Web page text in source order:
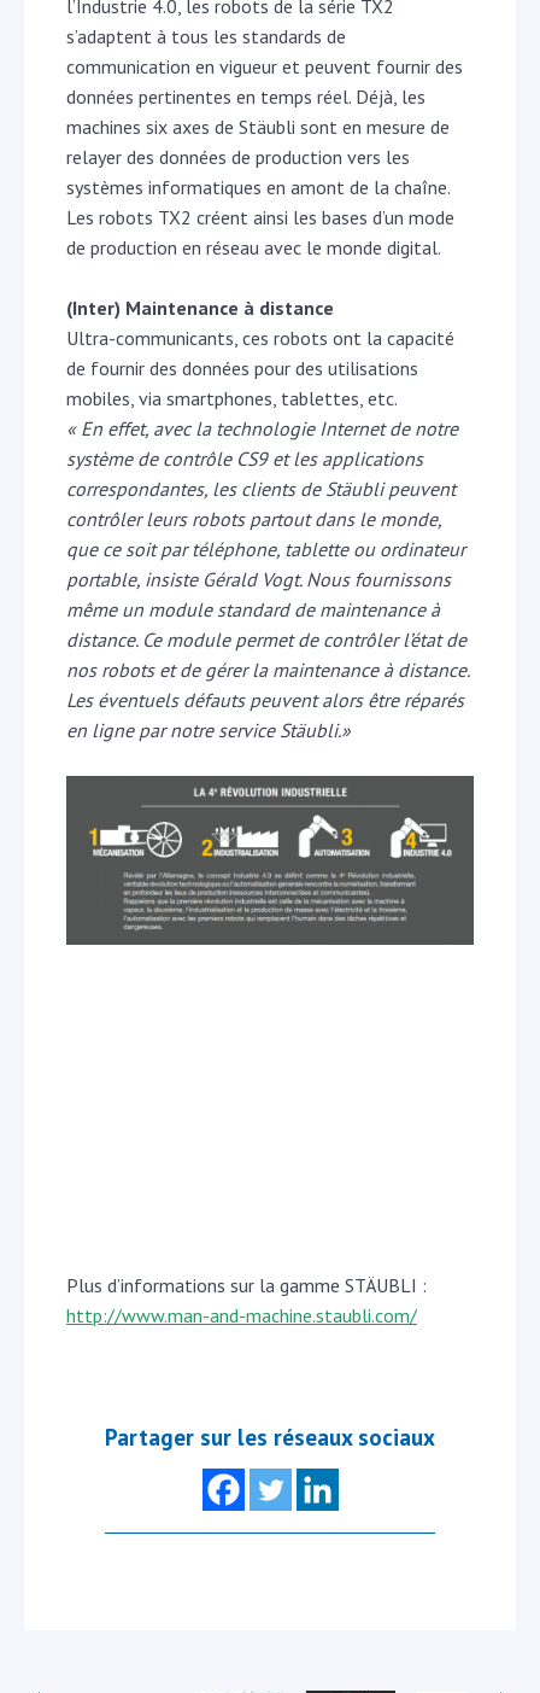
l’Industrie 4.0, les robots de la série TX2
s’adaptent à tous les standards de
communication en vigueur et peuvent fournir des
données pertinentes en temps réel. Déjà, les
machines six axes de Stäubli sont en mesure de
relayer des données de production vers les
systèmes informatiques en amont de la chaîne.
Les robots TX2 créent ainsi les bases d’un mode
de production en réseau avec le monde digital.
(Inter) Maintenance à distance
Ultra-communicants, ces robots ont la capacité
de fournir des données pour des utilisations
mobiles, via smartphones, tablettes, etc.
« En effet, avec la technologie Internet de notre
système de contrôle CS9 et les applications
correspondantes, les clients de Stäubli peuvent
contrôler leurs robots partout dans le monde,
que ce soit par téléphone, tablette ou ordinateur
portable, insiste Gérald Vogt. Nous fournissons
même un module standard de maintenance à
distance. Ce module permet de contrôler l’état de
nos robots et de gérer la maintenance à distance.
Les éventuels défauts peuvent alors être réparés
en ligne par notre service Stäubli.»
Plus d’informations sur la gamme STÄUBLI :
http://www.man-and-machine.staubli.com/
Partager sur les réseaux sociaux